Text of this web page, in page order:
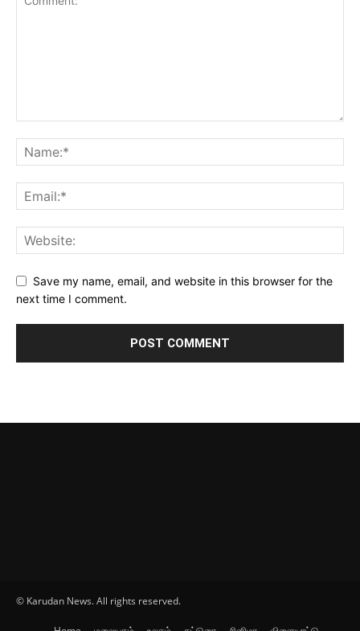
Save my name, email, and website in this browser for the
next time I comment.
© Karudan News. All rights reserved.